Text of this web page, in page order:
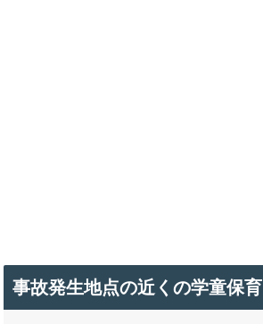
事故発生地点の近くの学童保育